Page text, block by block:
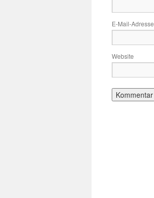
E-Mail-Adresse
Website